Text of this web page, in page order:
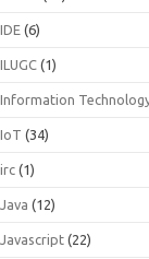
IDE (6)
ILUGC (1)
Information
IoT (34)
irc (1)
Java (12)
Javascript (22)